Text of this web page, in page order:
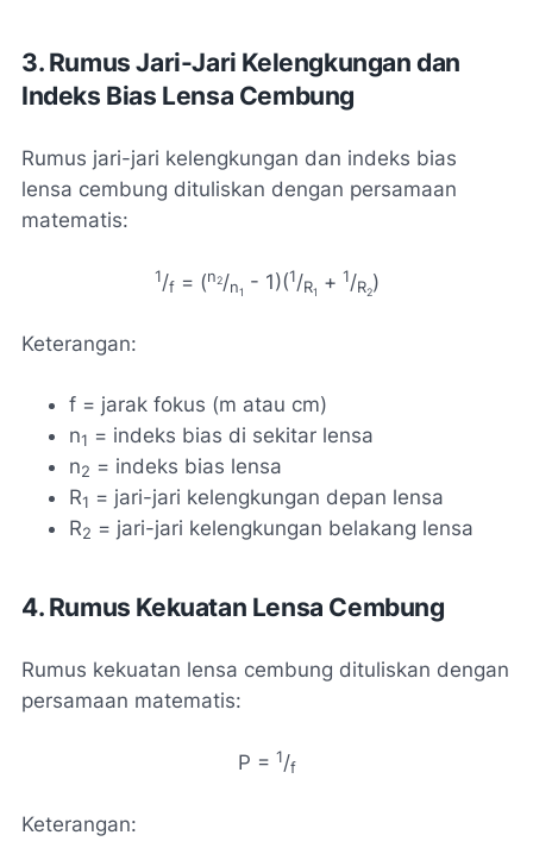
3. Rumus Jari-Jari Kelengkungan dan
Indeks Bias Lensa Cembung
Rumus jari-jari kelengkungan dan indeks bias
lensa cembung dituliskan dengan persamaan
matematis:
1/f= (n2/n1 - 1)(1/R1 + 1/R2)
Keterangan:
f = jarak fokus (m atau cm)
n1 = indeks bias di sekitar lensa
n2 = indeks bias lensa
R1 = jari-jari kelengkungan depan lensa
R2 = jari-jari kelengkungan belakang lensa
4. Rumus Kekuatan Lensa Cembung
Rumus kekuatan lensa cembung dituliskan dengan
persamaan matematis:
P = 1/f
Keterangan: